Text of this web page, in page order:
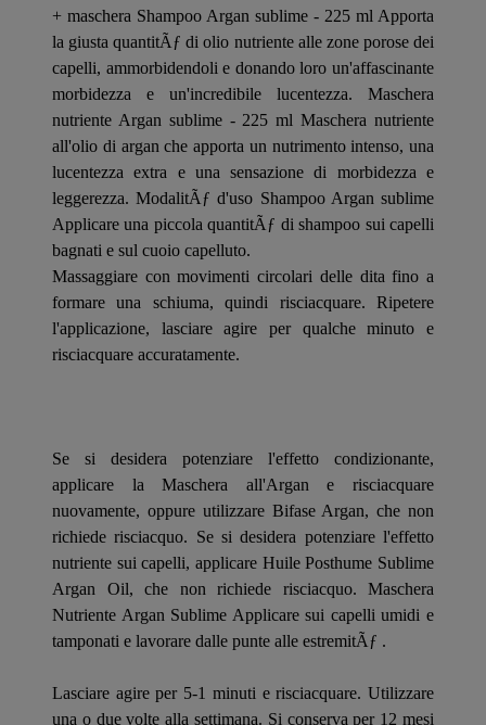
+ maschera Shampoo Argan sublime - 225 ml Apporta
la giusta quantitÃƒ di olio nutriente alle zone porose dei
capelli, ammorbidendoli e donando loro un'affascinante
morbidezza e un'incredibile lucentezza. Maschera
nutriente Argan sublime - 225 ml Maschera nutriente
all'olio di argan che apporta un nutrimento intenso, una
lucentezza extra e una sensazione di morbidezza e
leggerezza. ModalitÃƒ d'uso Shampoo Argan sublime
Applicare una piccola quantitÃƒ di shampoo sui capelli
bagnati e sul cuoio capelluto.
Massaggiare con movimenti circolari delle dita fino a
formare una schiuma, quindi risciacquare. Ripetere
l'applicazione, lasciare agire per qualche minuto e
risciacquare accuratamente.
Se si desidera potenziare l'effetto condizionante,
applicare la Maschera all'Argan e risciacquare
nuovamente, oppure utilizzare Bifase Argan, che non
richiede risciacquo. Se si desidera potenziare l'effetto
nutriente sui capelli, applicare Huile Posthume Sublime
Argan Oil, che non richiede risciacquo. Maschera
Nutriente Argan Sublime Applicare sui capelli umidi e
tamponati e lavorare dalle punte alle estremitÃƒ .
Lasciare agire per 5-1 minuti e risciacquare. Utilizzare
una o due volte alla settimana. Si conserva per 12 mesi